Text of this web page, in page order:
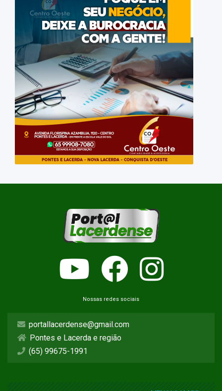
Nossas redes sociais
portallacerdense@gmail.com
Pontes e Lacerda e região
(65) 99675-1991